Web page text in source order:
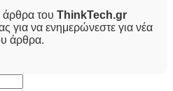
του ThinkTech.gr
για να ενημερώνεστε για νέα
άρθρα.